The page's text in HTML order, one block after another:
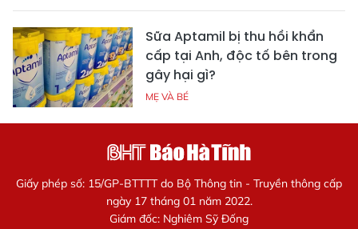
Sữa Aptamil bị thu hồi khẩn
cấp tại Anh, độc tố bên trong
gây hại gì?
MẸ VÀ BÉ
Giấy phép số: 15/GP-BTTTT do Bộ Thông tin - Truyền thông cấp
ngày 17 tháng 01 năm 2022.
Giám đốc: Nghiêm Sỹ Đống